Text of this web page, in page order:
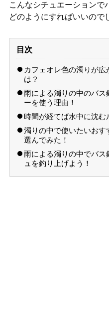
こんなシチュエーションで
どのようにすればいいので
目次
カフェオレ色の濁りが
は？
雨による濁りの中のバ
ーを使う理由！
時間が経てば水中に沈む
濁りの中で使いたいお
選んでみた！
雨による濁りの中でバ
ュを釣り上げよう！